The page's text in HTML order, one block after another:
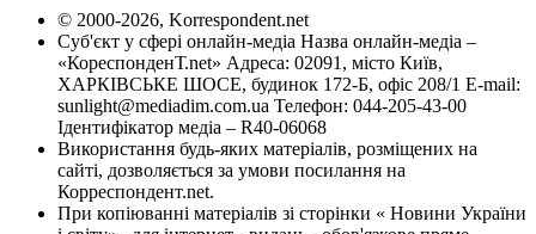
© 2000-2026, Korrespondent.net
Суб'єкт у сфері онлайн-медіа Назва онлайн-медіа –
«КореспонденТ.net» Адреса: 02091, місто Київ,
ХАРКІВСЬКЕ ШОСЕ, будинок 172-Б, офіс 208/1 E-mail:
sunlight@mediadim.com.ua Телефон: 044-205-43-00
Ідентифікатор медіа – R40-06068
Використання будь-яких матеріалів, розміщених на
сайті, дозволяється за умови посилання на
Корреспондент.net.
При копіюванні матеріалів зі сторінки « Новини України